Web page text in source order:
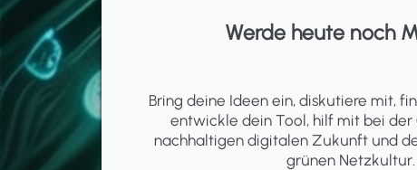
Werde heute noch
Bring deine Ideen ein, diskutiere mit,
entwickle dein Tool, hilf mit bei
nachhaltigen digitalen Zukunft und
grünen Netzkultur.